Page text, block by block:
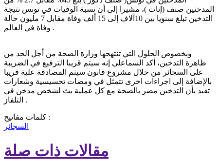
المدخنين صنف (إناث )، مشيرا إلى أن نسبة الوفيات في تونس نتيجة
التدخين تبلغ سنويا بين 10آلاف إلى 15 ألف وفاة مقابل 7 مليون حالة
وفاة في العالم .
وبخصوص الحلول التي تنتهجها وزارة الصحة من أجل الحد من
ظاهرة التدخين، أكد السماعلي إنه سيتم قريبا الترفيع في الضريبة
على السجائر من خلال مشروع قانون سيتم المصادقة علية قريبا
بالإضافة إلى اجراءات اخرى تتمثل في ومضات تحسيسية وشعارات
تفيد بأن التدخين مضر بالصحة مع كل عملية بث لشخص مدخن في
التلفاز .
كلمات مفاتيح :
السجائر
مقالات ذات صلة